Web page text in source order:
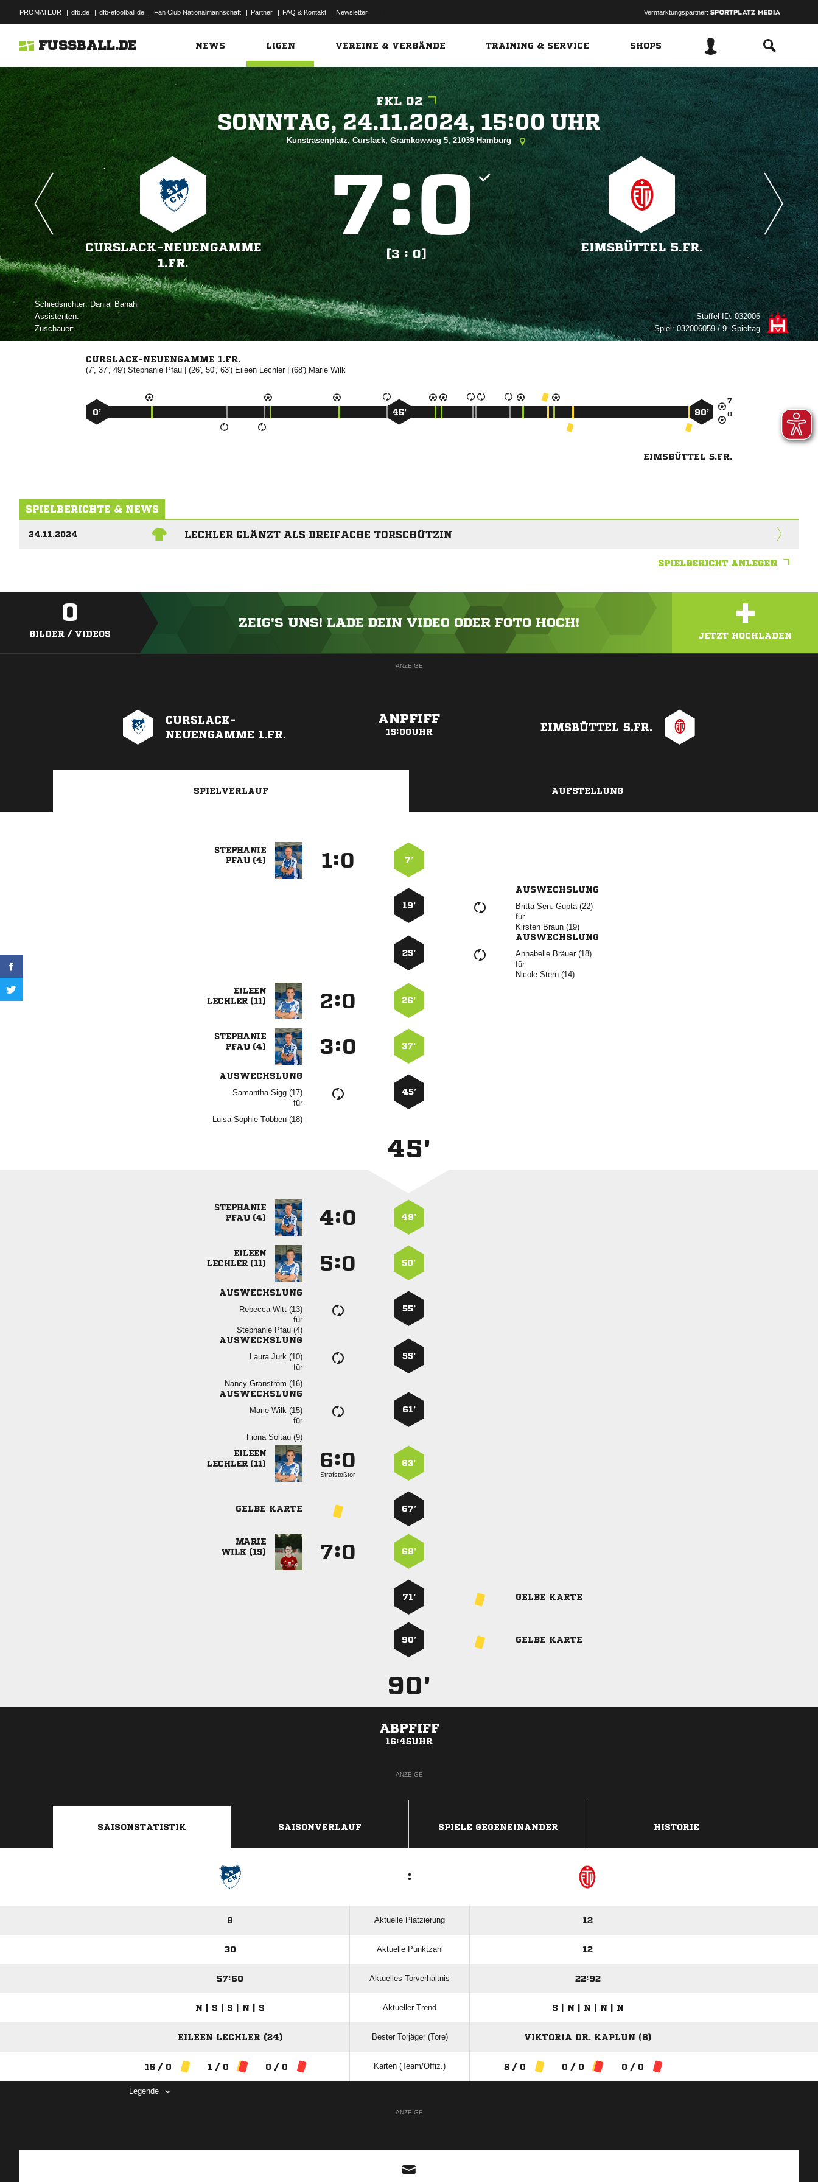
PROMATEUR | dfb.de | dfb-efootball.de | Fan Club Nationalmannschaft | Partner | FAQ & Kontakt | Newsletter Vermarktungspartner:
FUSSBALL.DE NEWS LIGEN VEREINE & VERBÄNDE TRAINING & SERVICE SHOPS
FKL 02
   
Kunstrasenplatz, Curslack, Gramkowweg 5, 21039 Hamburg
CURSLACK-NEUENGAMME
1.FR.
:
[3 : 0]
EIMSBÜTTEL 5.FR.
Schiedsrichter: 
Assistenten:
Zuschauer:
Staffel-ID:032006
Spiel:032006059 / 9. Spieltag
CURSLACK-NEUENGAMME 1.FR.
(7', 37', 49') | (26', 50', 63') | (68') 


0’ 45’ 90’
EIMSBÜTTEL 5.FR.
SPIELBERICHTE & NEWS
24.11.2024 LECHLER GLÄNZT ALS DREIFACHE TORSCHÜTZIN
SPIELBERICHT ANLEGEN
0
BILDER / VIDEOS
ZEIG'S UNS! LADE DEIN VIDEO ODER FOTO HOCH! +
JETZT HOCHLADEN
ANZEIGE
CURSLACK-
NEUENGAMME 1.FR.
ANPFIFF
15:00UHR EIMSBÜTTEL 5.FR.
SPIELVERLAUF AUFSTELLUNG

 
: 7’
19’
AUSWECHSLUNG
   
für
  
25’
AUSWECHSLUNG
  
für
  

 
: 26’

 
: 37’
AUSWECHSLUNG
  
für
   
45’
45'

 
: 49’

 
: 50’
AUSWECHSLUNG
  
für
  
55’
AUSWECHSLUNG
  
für
  
55’
AUSWECHSLUNG
  
für
  
61’

 
:
Strafstoßtor
63’
GELBE KARTE 67’

 
: 68’
71’ GELBE KARTE
90’ GELBE KARTE
90'
ABPFIFF
16:45UHR
ANZEIGE
SAISONSTATISTIK SAISONVERLAUF SPIELE GEGENEINANDER HISTORIE
:
8 Aktuelle Platzierung 12
30 Aktuelle Punktzahl 12
57:60 Aktuelles Torverhältnis 22:92
N | S | S | N | S Aktueller Trend S | N | N | N | N
EILEEN LECHLER (24) Bester Torjäger (Tore) VIKTORIA DR. KAPLUN (8)
15 / 0 1 / 0 0 / 0 Karten (Team/Offiz.) 5 / 0 0 / 0 0 / 0
Legende
ANZEIGE